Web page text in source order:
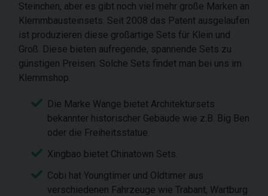
Steinchen, aber es gibt noch viel mehr große Marken an
Klemmbausteinsets. Seit 2008 das Patent ausgelaufen
ist produzieren diese großartige Sets für Klein und
Groß. Diese bieten aufregende, spannende Sets zu
günstigen Preisen. Solche Sets findet man bei uns im
Klemmshop.
Die Marke Wange bietet Architektursets
bekannter historischer Gebäude wie z.B. Big Ben
oder die Freiheitsstatue.
Xingbao bietet Chinatown Sets.
Cobi hat Youngtimer und Oldtimer aus
verschiedenen Fahrzeuge wie Trabant, Wartburg